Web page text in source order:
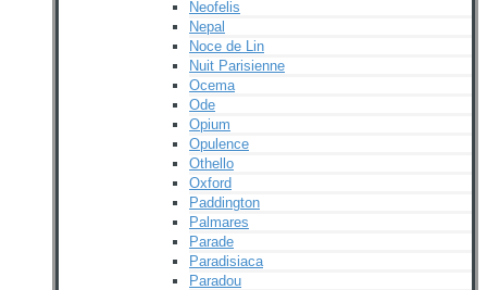
Neofelis
Nepal
Noce de Lin
Nuit Parisienne
Ocema
Ode
Opium
Opulence
Othello
Oxford
Paddington
Palmares
Parade
Paradisiaca
Paradou